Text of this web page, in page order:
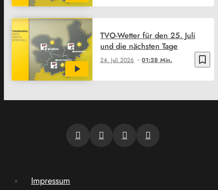
bookmark_border
24. Juli 2026 01:28 Min.
TVO-Wetter für den 25. Juli
und die nächsten Tage
Impressum